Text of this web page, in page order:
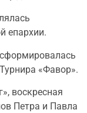
епархии.
«Фавор».
воскресная
Петра и Павла